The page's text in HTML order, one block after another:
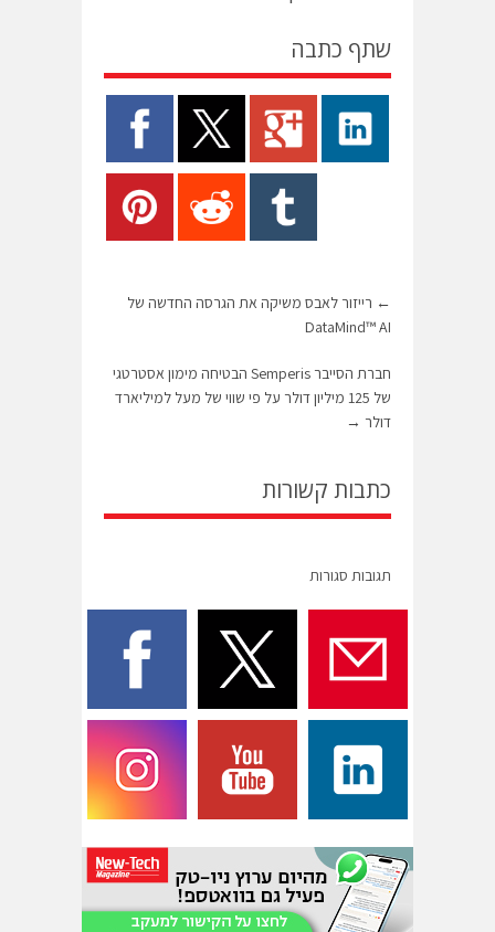
שתף כתבה
← רייזור לאבס משיקה את הגרסה החדשה של
DataMind™ AI
חברת הסייבר Semperis הבטיחה מימון אסטרטגי
של 125 מיליון דולר על פי שווי של מעל למיליארד
דולר →
כתבות קשורות
תגובות סגורות